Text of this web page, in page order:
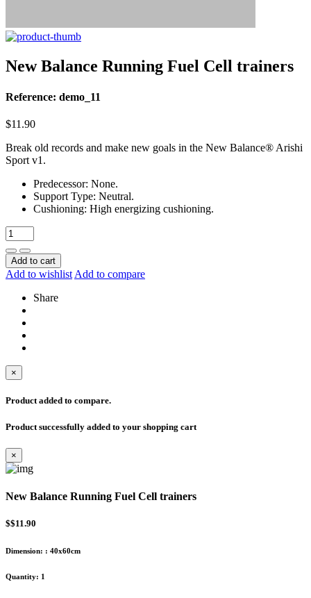
New Balance Running Fuel Cell trainers
Reference: demo_11
$11.90
Break old records and make new goals in the New Balance® Arishi
Sport v1.
Predecessor: None.
Support Type: Neutral.
Cushioning: High energizing cushioning.
Add to cart
Add to wishlist Add to compare
Share
×
Product added to compare.
Product successfully added to your shopping cart
×
New Balance Running Fuel Cell trainers
$$11.90
Dimension: : 40x60cm
Quantity: 1